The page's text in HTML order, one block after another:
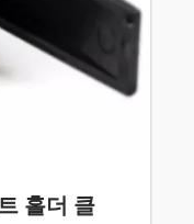
홀더 클